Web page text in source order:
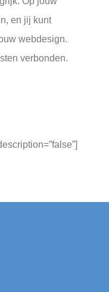
en jij kunt
webdesign.
verbonden.